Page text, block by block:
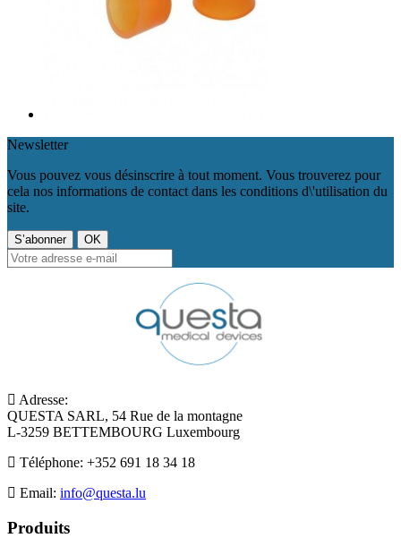
Newsletter
Vous pouvez vous désinscrire à tout moment. Vous trouverez pour
cela nos informations de contact dans les conditions d\'utilisation du
site.
Adresse:
QUESTA SARL, 54 Rue de la montagne
L-3259 BETTEMBOURG Luxembourg
Téléphone: +352 691 18 34 18
Email: info@questa.lu
Produits